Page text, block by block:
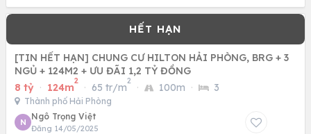
[TIN HẾT HẠN] CHUNG CƯ HILTON HẢI PHÒNG, BRG + 3
NGỦ + 124M2 + ƯU ĐÃI 1,2 TỶ ĐỒNG
8 tỷ · 124m
2
· 65 tr/m
2
· 100m · 3
Thành phố Hải Phòng
N
Ngô Trọng Việt
Đăng 14/05/2025